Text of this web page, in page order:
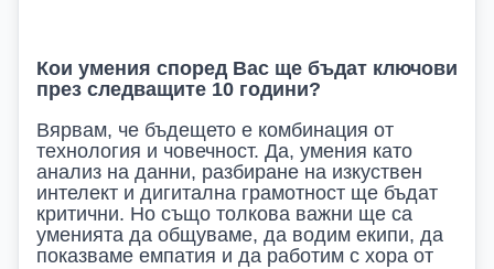
Кои умения според Вас ще бъдат ключови
през следващите 10 години?
Вярвам, че бъдещето е комбинация от
технология и човечност. Да, умения като
анализ на данни, разбиране на изкуствен
интелект и дигитална грамотност ще бъдат
критични. Но също толкова важни ще са
уменията да общуваме, да водим екипи, да
показваме емпатия и да работим с хора от